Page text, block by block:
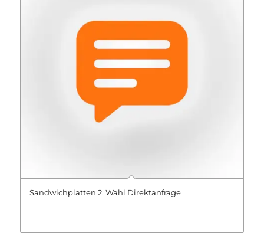
Sandwichplatten 2. Wahl Direktanfrage